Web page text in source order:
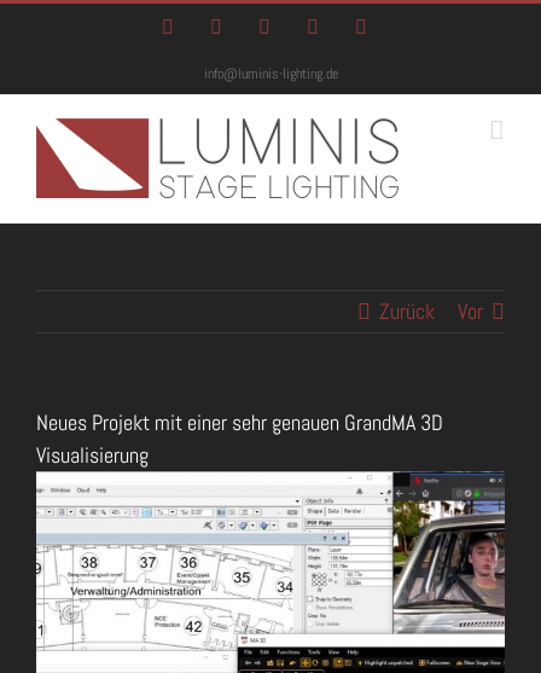
Zum
FacebookInstagramTwitter YouTube
info@luminis-lighting.de
Zurück Vor
Neues Projekt mit einer sehr genauen GrandMA 3D
Visualisierung
Zeige
grösseres
Bild